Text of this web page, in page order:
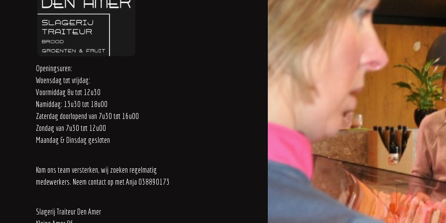
Openingsuren:
Woensdag tot vrijdag:
Voormiddag 8u tot 12u30
Namiddag: 13u30 tot 18u00
Zaterdag doorlopend van 7u30 tot 16u00
Zondag van 7u30 tot 12u00
Maandag & Dinsdag gesloten
Kom ons team versterken, wij zoeken regelmatig
medewerkers. Neem contact op met Anja 038890173
Slagerij Traiteur Den Amer